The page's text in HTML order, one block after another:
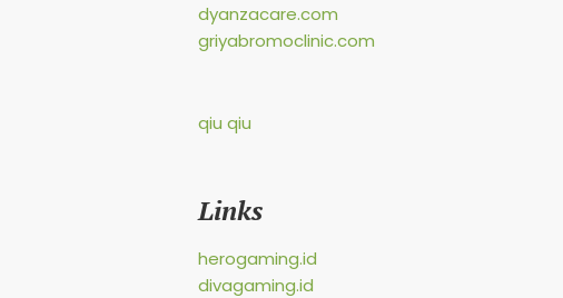
dyanzacare.com
griyabromoclinic.com
qiu qiu
Links
herogaming.id
divagaming.id